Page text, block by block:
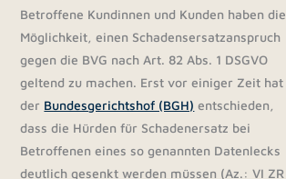
Betroffene Kundinnen und Kunden haben die
Möglichkeit, einen Schadensersatzanspruch
gegen die BVG nach Art. 82 Abs. 1 DSGVO
geltend zu machen. Erst vor einiger Zeit hat
der Bundesgerichtshof (BGH) entschieden,
dass die Hürden für Schadenersatz bei
Betroffenen eines so genannten Datenlecks
deutlich gesenkt werden müssen (Az.: VI ZR